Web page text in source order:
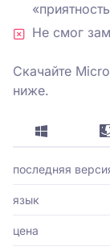
Не смог
Скачайте
ниже.
последняя
язык
цена